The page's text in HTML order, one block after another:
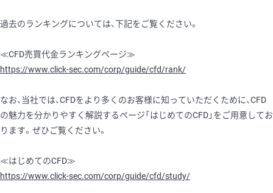
過去のランキングについては、下記をご覧ください。
≪CFD売買代金ランキングページ≫
https://www.click-sec.com/corp/guide/cfd/rank/
なお、当社では、CFDをより多くのお客様に知っていただくために、CFD
の魅力を分かりやすく解説するページ「はじめてのCFD」をご用意してお
ります。ぜひご覧ください。
≪はじめてのCFD≫
https://www.click-sec.com/corp/guide/cfd/study/